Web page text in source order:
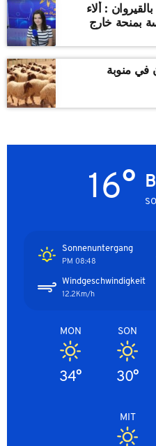
بالقيروان : ألاء
بمنحة خارج
في منوبة
16°
Sonnenuntergang
08:48 PM
Windgeschwindigkeit
12.2Km/h
SON
30°
MON
34°
MIT